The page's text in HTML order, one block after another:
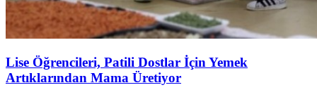
Lise Öğrencileri, Patili Dostlar İçin Yemek
Artıklarından Mama Üretiyor